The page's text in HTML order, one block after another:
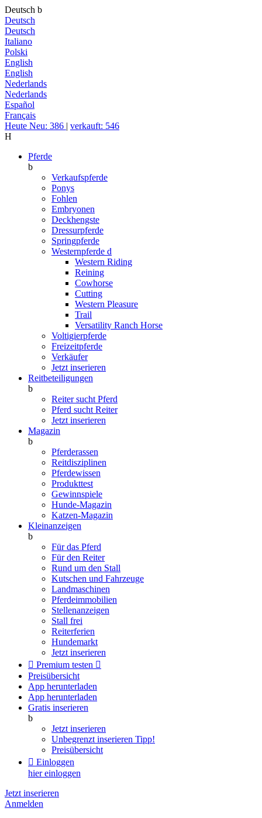
Deutsch b
Deutsch
Deutsch
Italiano
Polski
English
English
Nederlands
Nederlands
Español
Français
Heute Neu: 386 | verkauft: 546
H
Pferde
b
Verkaufspferde
Ponys
Fohlen
Embryonen
Deckhengste
Dressurpferde
Springpferde
Westernpferde d
Western Riding
Reining
Cowhorse
Cutting
Western Pleasure
Trail
Versatility Ranch Horse
Voltigierpferde
Freizeitpferde
Verkäufer
Jetzt inserieren
Reitbeteiligungen
b
Reiter sucht Pferd
Pferd sucht Reiter
Jetzt inserieren
Magazin
b
Pferderassen
Reitdisziplinen
Pferdewissen
Produkttest
Gewinnspiele
Hunde-Magazin
Katzen-Magazin
Kleinanzeigen
b
Für das Pferd
Für den Reiter
Rund um den Stall
Kutschen und Fahrzeuge
Landmaschinen
Pferdeimmobilien
Stellenanzeigen
Stall frei
Reiterferien
Hundemarkt
Jetzt inserieren
 Premium testen 
Preisübersicht
App herunterladen
App herunterladen
Gratis inserieren
b
Jetzt inserieren
Unbegrenzt inserieren Tipp!
Preisübersicht
 Einloggen
hier einloggen
Jetzt inserieren
Anmelden